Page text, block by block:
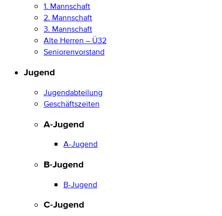
1. Mannschaft
2. Mannschaft
3. Mannschaft
Alte Herren – Ü32
Seniorenvorstand
Jugend
Jugendabteilung
Geschäftszeiten
A-Jugend
A-Jugend
B-Jugend
B-Jugend
C-Jugend